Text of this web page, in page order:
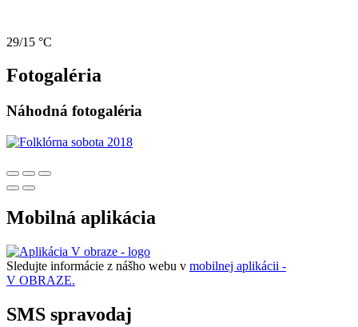
29/15 °C
Fotogaléria
Náhodná fotogaléria
Mobilná aplikácia
Sledujte informácie z nášho webu v mobilnej aplikácii -
V OBRAZE.
SMS spravodaj